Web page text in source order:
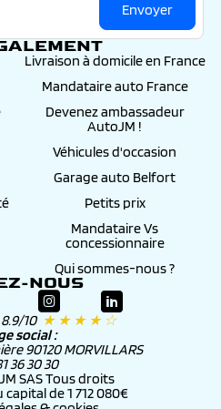
Envoyer
Livraison à domicile en France
Mandataire auto France
Devenez ambassadeur
AutoJM !
Véhicules d'occasion
Garage auto Belfort
Petits prix
Mandataire Vs
concessionnaire
Qui sommes-nous ?
NOUS
10 ★ ★ ★ ★ ☆
social :
90120 MORVILLARS
36 30 30
SAS Tous droits
capital de 1 712 080€